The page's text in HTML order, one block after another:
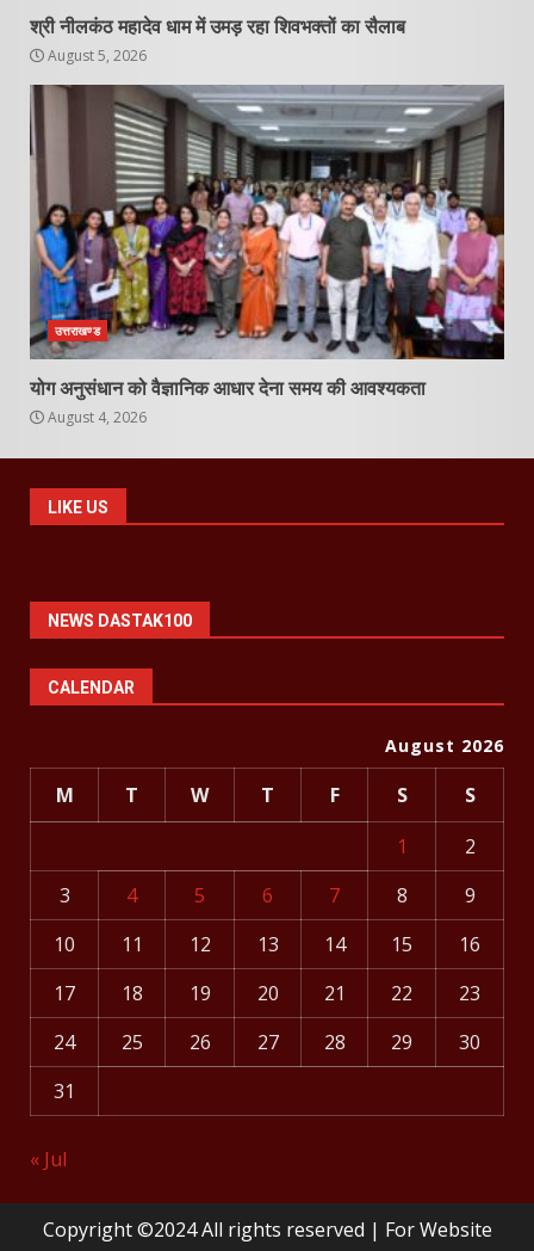
श्री नीलकंठ महादेव धाम में उमड़ रहा शिवभक्तों का सैलाब
August 5, 2026
उत्तराखण्ड
योग अनुसंधान को वैज्ञानिक आधार देना समय की आवश्यकता
August 4, 2026
LIKE US
NEWS DASTAK100
CALENDAR
August 2026
M T W T F S
S
1
2
3
4 5 6 7 8
9
10
11 12 13 14 15
16
17
18 19 20 21 22
23
24
25 26 27 28 29
30
31
« Jul
Copyright ©2024 All rights reserved | For Website